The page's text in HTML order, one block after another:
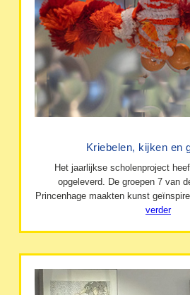
Kriebelen, kijken en
Het jaarlijkse scholenproject
opgeleverd. De groepen 7 van
Princenhage maakten kunst
verder